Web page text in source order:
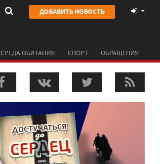
ДОБАВИТЬ НОВОСТЬ
СРЕДА ОБИТАНИЯ СПОРТ ОБРАЩЕНИЯ